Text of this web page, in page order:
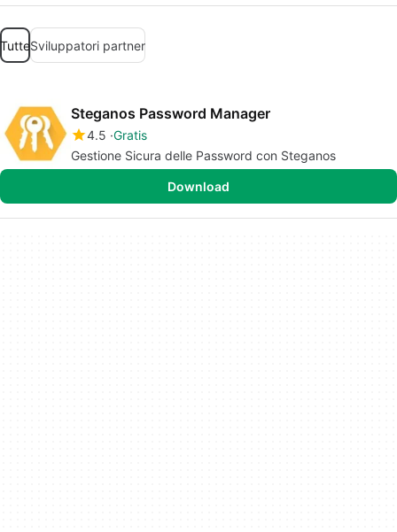
TutteSviluppatori partner
Steganos Password Manager
4.5 Gratis
Gestione Sicura delle Password con Steganos
Download